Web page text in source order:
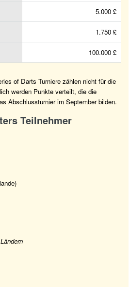
5.000 £
1.750 £
100.000 £
of Darts Turniere zählen nicht für die
werden Punkte verteilt, die die
Abschlussturnier im September bilden.
Teilnehmer